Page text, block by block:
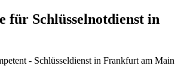
für Schlüsselnotdienst in
- Schlüsseldienst in Frankfurt am Main